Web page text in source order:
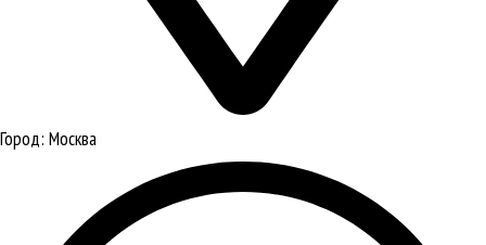
Город: Москва